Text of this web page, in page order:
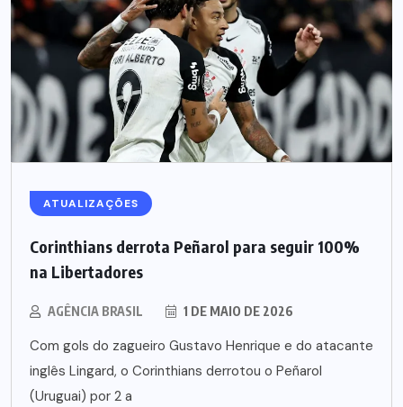
ATUALIZAÇÕES
Corinthians derrota Peñarol para seguir 100%
na Libertadores
AGÊNCIA BRASIL 1 DE MAIO DE 2026
Com gols do zagueiro Gustavo Henrique e do atacante
inglês Lingard, o Corinthians derrotou o Peñarol
(Uruguai) por 2 a